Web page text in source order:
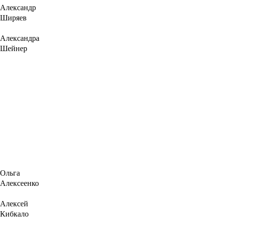
Александр
Ширяев
Александра
Шейнер
Ольга
Алексеенко
Алексей
Кибкало